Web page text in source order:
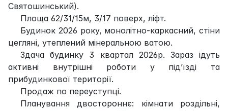
Святошинський).
Площа 62/31/15м, 3/17 поверх, ліфт.
Будинок 2026 року, монолітно-каркасний, стіни
цегляні, утеплений мінеральною ватою.
Здача будинку 3 квартал 2026р. Зараз ідуть
активні внутрішні роботи у під’їзді та
прибудинкової території.
Продаж по переуступці.
Планування двостороннє: кімнати роздільні,